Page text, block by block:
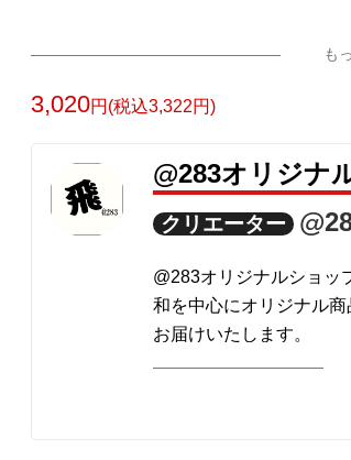
も
3,020円(税込3,322円)
@283オリジナ
クリエーター
@283オリジナルショッ
和を中心にオリジナル商
お届けいたします。
良いご縁お待ちしており